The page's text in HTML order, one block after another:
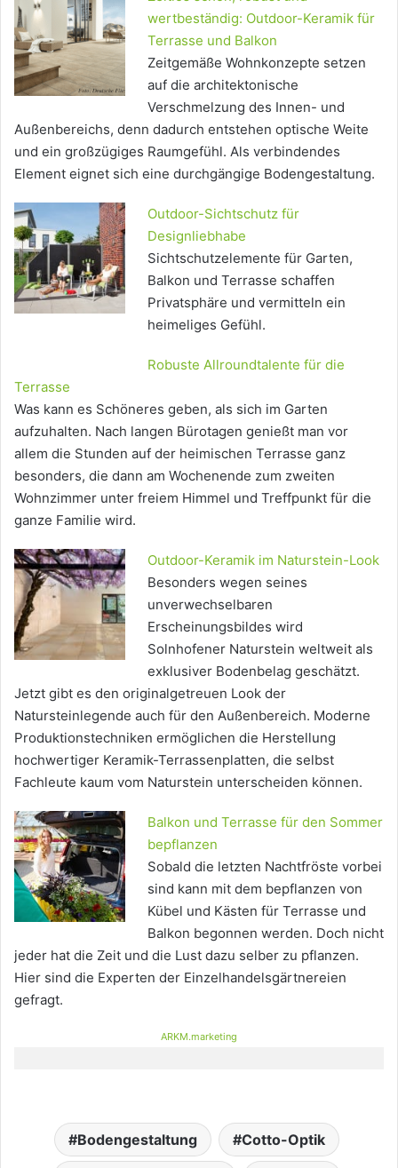
wertbeständig: Outdoor-Keramik für
Terrasse und Balkon
Zeitgemäße Wohnkonzepte setzen
auf die architektonische
Verschmelzung des Innen- und
Außenbereichs, denn dadurch entstehen optische Weite
und ein großzügiges Raumgefühl. Als verbindendes
Element eignet sich eine durchgängige Bodengestaltung.
Outdoor-Sichtschutz für
Designliebhabe
Sichtschutzelemente für Garten,
Balkon und Terrasse schaffen
Privatsphäre und vermitteln ein
heimeliges Gefühl.
Robuste Allroundtalente für die
Terrasse
Was kann es Schöneres geben, als sich im Garten
aufzuhalten. Nach langen Bürotagen genießt man vor
allem die Stunden auf der heimischen Terrasse ganz
besonders, die dann am Wochenende zum zweiten
Wohnzimmer unter freiem Himmel und Treffpunkt für die
ganze Familie wird.
Outdoor-Keramik im Naturstein-Look
Besonders wegen seines
unverwechselbaren
Erscheinungsbildes wird
Solnhofener Naturstein weltweit als
exklusiver Bodenbelag geschätzt.
Jetzt gibt es den originalgetreuen Look der
Natursteinlegende auch für den Außenbereich. Moderne
Produktionstechniken ermöglichen die Herstellung
hochwertiger Keramik-Terrassenplatten, die selbst
Fachleute kaum vom Naturstein unterscheiden können.
Balkon und Terrasse für den Sommer
bepflanzen
Sobald die letzten Nachtfröste vorbei
sind kann mit dem bepflanzen von
Kübel und Kästen für Terrasse und
Balkon begonnen werden. Doch nicht
jeder hat die Zeit und die Lust dazu selber zu pflanzen.
Hier sind die Experten der Einzelhandelsgärtnereien
gefragt.
ARKM.marketing
Bodengestaltung Cotto-Optik